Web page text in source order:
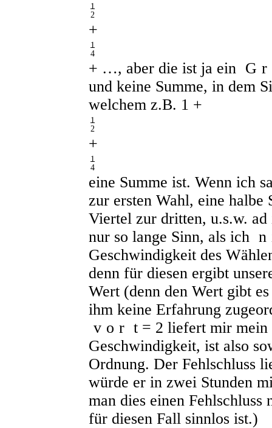
1
2
+
1
4
+ …, aber die ist ja ein
und keine Summe, in dem
welchem z.B. 1 +
1
2
+
1
4
eine Summe ist. Wenn ich
zur ersten Wahl, eine halbe
Viertel zur dritten, u.s.w.
nur so lange Sinn, als ich
Geschwindigkeit des
denn für diesen ergibt
Wert (denn den Wert gibt
ihm keine Erfahrung
vor t = 2 liefert mir mein
Geschwindigkeit, ist also
Ordnung. Der Fehlschluss
würde er in zwei Stunden
man dies einen Fehlschluss
für diesen Fall sinnlos ist.)